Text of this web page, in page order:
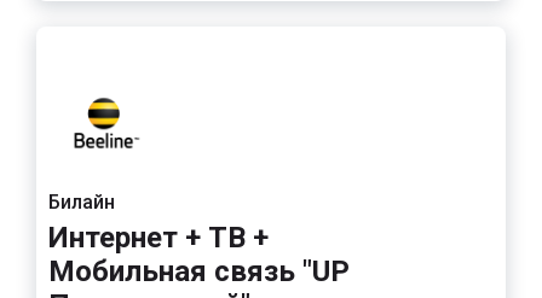
Билайн
Интернет + ТВ +
Мобильная связь "UP